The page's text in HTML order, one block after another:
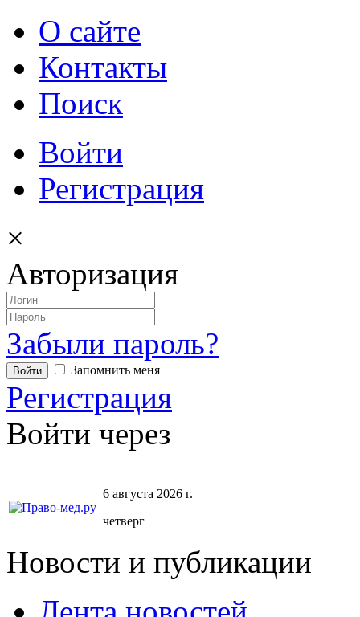
О сайте
Контакты
Поиск
Войти
Регистрация
×
Авторизация
Забыли пароль?
Запомнить меня
Регистрация
Войти через
6 августа 2026 г.
четверг
Новости и публикации